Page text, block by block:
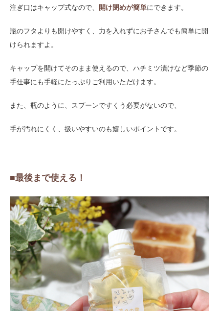
注ぎ口はキャップ式なので、 開け閉めが簡単にできます。
瓶のフタよりも開けやすく、力を入れずにお子さんでも簡単に開
けられますよ。
キャップを開けてそのまま使えるので、ハチミツ漬けなど季節の
手仕事にも手軽にたっぷりご利用いただけます。
また、瓶のように、スプーンですくう必要がないので、
手が汚れにくく、扱いやすいのも嬉しいポイントです。
■最後まで使える！